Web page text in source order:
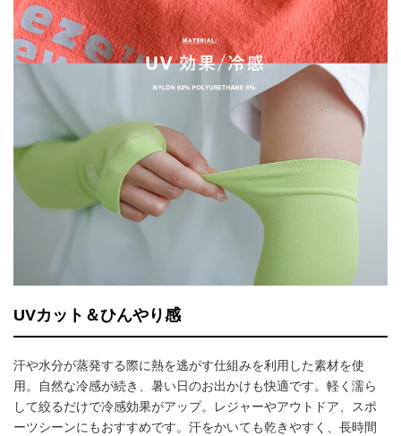
UVカット＆ひんやり感
汗や水分が蒸発する際に熱を逃がす仕組みを利用した素材を使
用。自然な冷感が続き、暑い日のお出かけも快適です。軽く濡ら
して絞るだけで冷感効果がアップ。レジャーやアウトドア、スポ
ーツシーンにもおすすめです。汗をかいても乾きやすく、長時間